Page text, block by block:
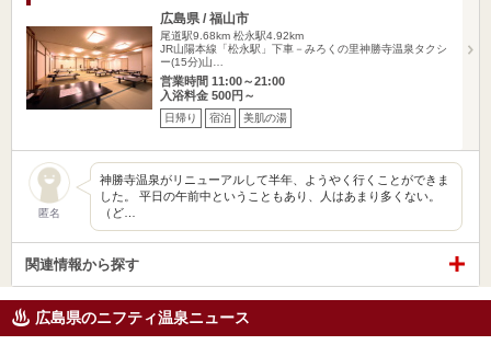
広島県 / 福山市
尾道駅9.68km 松永駅4.92km
JR山陽本線「松永駅」下車－みろくの里神勝寺温泉タクシ
ー(15分)山…
営業時間 11:00～21:00
入浴料金 500円～
日帰り 宿泊 美肌の湯
匿名
神勝寺温泉がリニューアルして半年、ようやく行くことができま
した。 平日の午前中ということもあり、人はあまり多くない。
（ど…
関連情報から探す
広島県のニフティ温泉ニュース